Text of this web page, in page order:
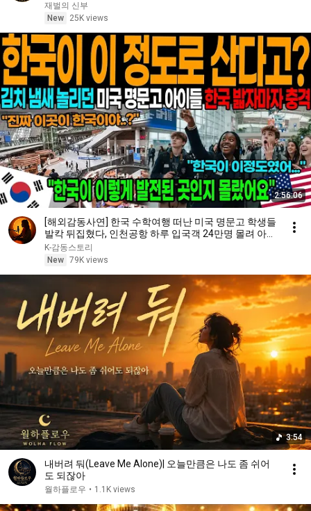
재벌의 신부
New
25K views
2:56:06
[해외감동사연] 한국 수학여행 떠난 미국 명문고 학생들
발칵 뒤집혔다, 인천공항 하루 입국객 24만명 몰려 아수
라장!
K-감동스토리
New 79K views
3:54
내버려 둬(Leave Me Alone)| 오늘만큼은 나도 좀 쉬어
도 되잖아
월하플로우 • 1.1K views